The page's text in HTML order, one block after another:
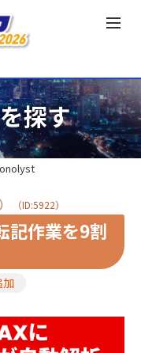
探す
（ID:5922）
記作業を9割
加